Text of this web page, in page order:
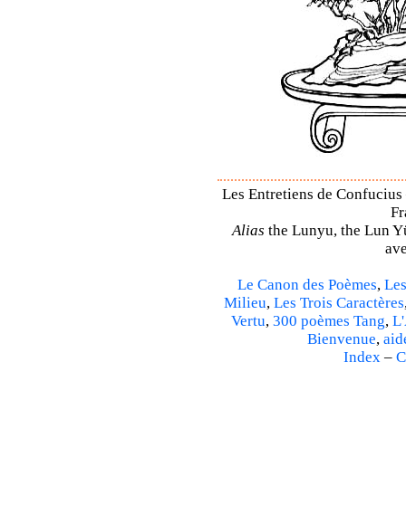
Les Entretiens de
Alias the Lunyu, the Lun
Le Canon des Poèmes,
Milieu, Les Trois Caractères
Vertu, 300 poèmes Tang,
Bienvenue,
Index –